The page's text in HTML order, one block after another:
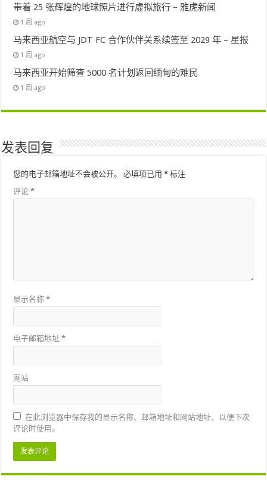
带着 25 张辉煌的地球照片进行虚拟旅行 – 雅虎新闻
1 周 ago
马来西亚航空与 JDT FC 合作伙伴关系续签至 2029 年 – 星报
1 周 ago
马来西亚开始筛查 5000 名计划返回缅甸的难民
1 周 ago
发表回复
您的电子邮箱地址不会被公开。 必填项已用* 标注
评论*
显示名称*
电子邮箱地址*
网站
在此浏览器中保存我的显示名称、邮箱地址和网站地址，以便下次
评论时使用。